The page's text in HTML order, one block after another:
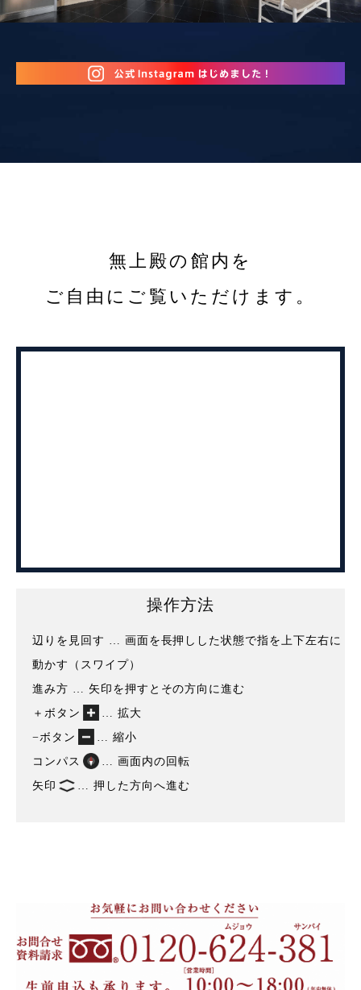
無上殿の館内を
ご自由にご覧いただけます。
操作方法
辺りを見回す … 画面を長押しした状態で指を上下左右に
動かす（スワイプ）
進み方 … 矢印を押すとその方向に進む
＋ボタン
… 拡大
−ボタン
… 縮小
コンパス
… 画面内の回転
矢印
… 押した方向へ進む